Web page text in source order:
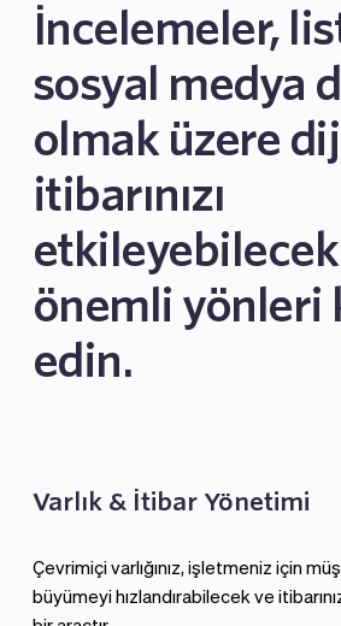
İncelemeler,
sosyal medya
olmak üzere
itibarınızı
önemli yönleri
edin.
Varlık & İtibar Yönetimi
Çevrimiçi varlığınız, işletmeniz için
büyümeyi hızlandırabilecek ve